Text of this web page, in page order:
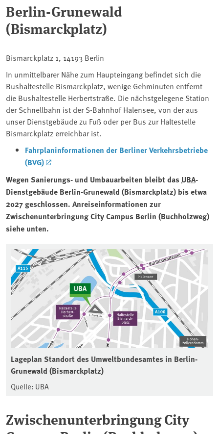
Berlin-Grunewald
(Bismarckplatz)
Bismarckplatz 1, 14193 Berlin
In unmittelbarer Nähe zum Haupteingang befindet sich die
Bushaltestelle Bismarckplatz, wenige Gehminuten entfernt
die Bushaltestelle Herbertstraße. Die nächstgelegene Station
der Schnellbahn ist der S-Bahnhof Halensee, von der aus
unser Dienstgebäude zu Fuß oder per Bus zur Haltestelle
Bismarckplatz erreichbar ist.
Fahrplaninformationen der Berliner Verkehrsbetriebe
(BVG)
Wegen Sanierungs- und Umbauarbeiten bleibt das UBA-
Dienstgebäude Berlin-Grunewald (Bismarckplatz) bis etwa
2027 geschlossen. Anreiseinformationen zur
Zwischenunterbringung City Campus Berlin (Buchholzweg)
siehe unten.
Lageplan Standort des Umweltbundesamtes in Berlin-
Grunewald (Bismarckplatz)
Quelle: UBA
Zwischenunterbringung City